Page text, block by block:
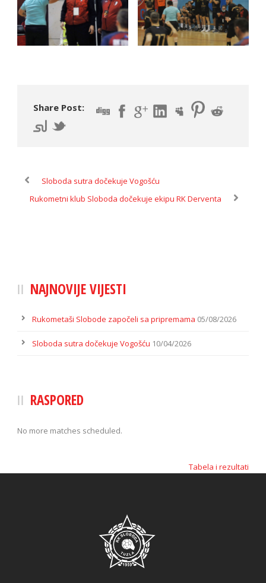
Share Post:
Sloboda sutra dočekuje Vogošću
Rukometni klub Sloboda dočekuje ekipu RK Derventa
NAJNOVIJE VIJESTI
Rukometaši Slobode započeli sa pripremama 05/08/2026
Sloboda sutra dočekuje Vogošću 10/04/2026
RASPORED
No more matches scheduled.
Tabela i rezultati